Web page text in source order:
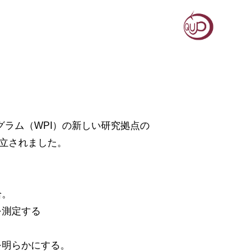
ム（WPI）の新しい研究拠点の
されました。
定する
らかにする。